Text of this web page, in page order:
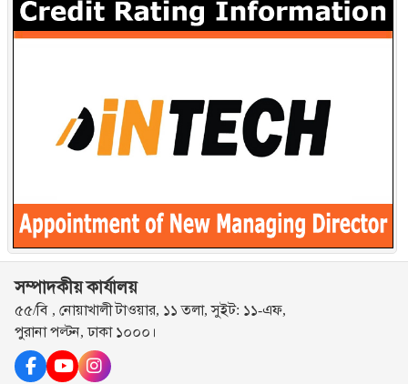
সম্পাদকীয় কার্যালয়
৫৫/বি , নোয়াখালী টাওয়ার, ১১ তলা, সুইট: ১১-এফ,
পুরানা পল্টন, ঢাকা ১০০০।